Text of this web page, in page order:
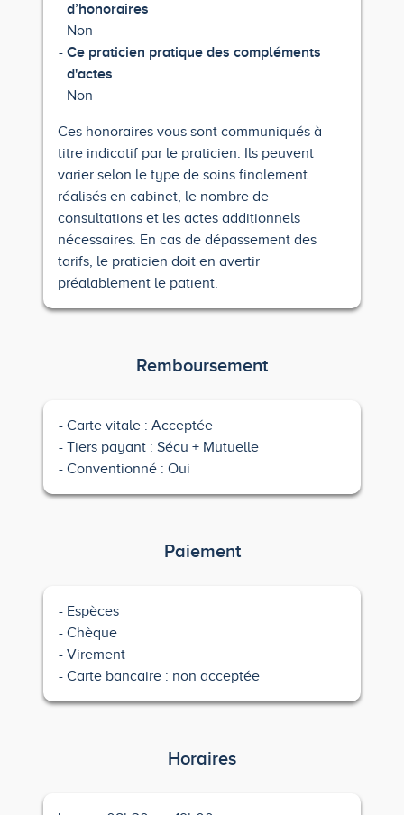
d’honoraires
Non
Ce praticien pratique des compléments
d'actes
Non
Ces honoraires vous sont communiqués à
titre indicatif par le praticien. Ils peuvent
varier selon le type de soins finalement
réalisés en cabinet, le nombre de
consultations et les actes additionnels
nécessaires. En cas de dépassement des
tarifs, le praticien doit en avertir
préalablement le patient.
Remboursement
Carte vitale : Acceptée
Tiers payant : Sécu + Mutuelle
Conventionné : Oui
Paiement
Espèces
Chèque
Virement
Carte bancaire : non acceptée
Horaires